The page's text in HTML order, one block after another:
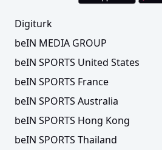
Digiturk
beIN MEDIA GROUP
beIN SPORTS United States
beIN SPORTS France
beIN SPORTS Australia
beIN SPORTS Hong Kong
beIN SPORTS Thailand